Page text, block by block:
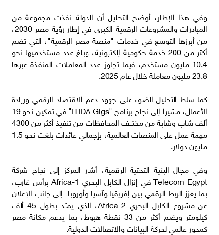
وفي هذا الإطار، أوضح التحليل أن الدولة نفذت مجموعة من
المبادرات والمشروعات الرقمية الكبرى في إطار رؤية مصر 2030،
من أبرزها التوسع في خدمات "منصة مصر الرقمية"، التي تضم
أكثر من 200 خدمة حكومية إلكترونية، وبلغ عدد مستخدميها نحو
10.4 مليون مستخدم، فيما تجاوز عدد المعاملات المنفذة عبرها
23.8 مليون معاملة خلال عام 2025.
كما سلط التحليل الضوء على جهود دعم الاقتصاد الرقمي وريادة
الأعمال، مشيرا إلى نجاح برنامج "ITIDA Gigs" في تمكين نحو 19
ألف شاب وشابة من مختلف المحافظات من تنفيذ أكثر من 4300
مهمة عمل على المنصات العالمية، بإجمالي عائدات بلغت نحو 1.5
مليون دولار.
وفي مجال البنية التحتية الرقمية، أشار المركز إلى نجاح شركة
Telecom Egypt في إنزال الكابل البحري Africa-1 برأس غارب،
بما يعزز الربط الرقمي بين إفريقيا وآسيا وأوروبا، إلى جانب الإعلان
عن مشروع الكابل البحري Africa-2، الذي يمتد بطول 45 ألف
كيلومتر ويضم أكثر من 33 نقطة هبوط، بما يدعم مكانة مصر
كمحور عالمي لحركة البيانات والاتصالات الدولية.